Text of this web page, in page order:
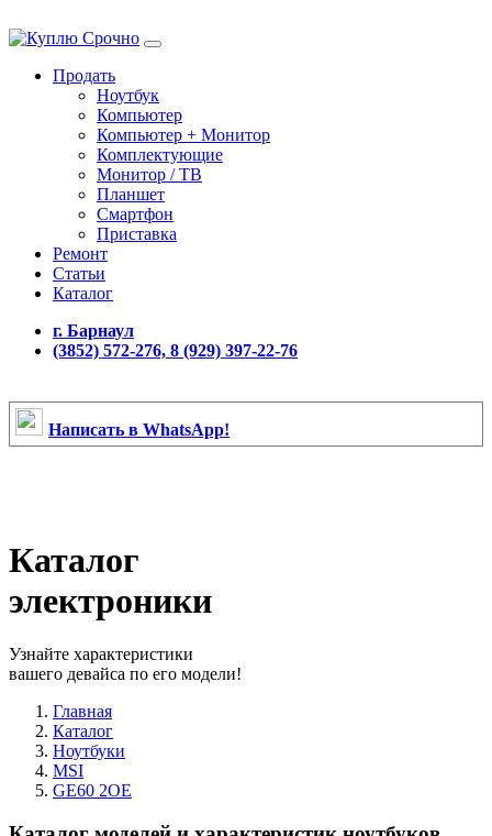
Продать
Ноутбук
Компьютер
Компьютер + Монитор
Комплектующие
Монитор / ТВ
Планшет
Смартфон
Приставка
Ремонт
Статьи
Каталог
г. Барнаул
(3852) 572-276, 8 (929) 397-22-76
Написать в WhatsApp!
Каталог
электроники
Узнайте характеристики
вашего девайса по его модели!
Главная
Каталог
Ноутбуки
MSI
GE60 2OE